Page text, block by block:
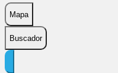
Mapa
Buscador